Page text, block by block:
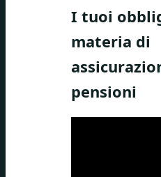
I tuoi
materia di
pensioni